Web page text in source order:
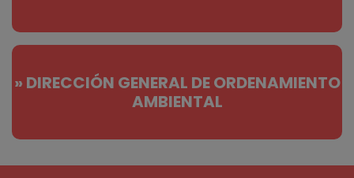
» DIRECCIÓN GENERAL DE ORDENAMIENTO
AMBIENTAL